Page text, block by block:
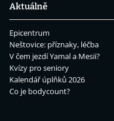
Aktuálně
Epicentrum
Neštovice: příznaky, léčba
V čem jezdí Yamal a Mesii?
Kvízy pro seniory
Kalendář úplňků 2026
Co je bodycount?